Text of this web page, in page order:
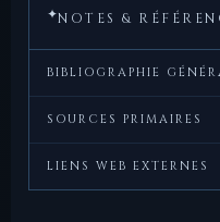
✦NOTES &
BIBLIOGRAPHIE
Crawford,
M.H.,
Roman
Coinage
SOURCES PRIMAIRES
Tite-
Live,
Ab Urbe
Condita
,
LIENS WEB EXTERNES